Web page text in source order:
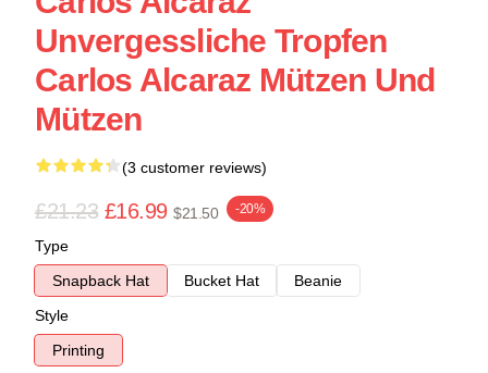
Unvergessliche Tropfen
Carlos Alcaraz Mützen Und
Mützen
(3 customer reviews)
£21.23 £16.99 $21.50 -20%
Type
Snapback Hat
Bucket Hat
Beanie
Style
Printing